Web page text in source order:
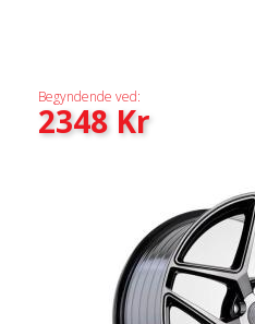
Begyndende ved:
2348Kr